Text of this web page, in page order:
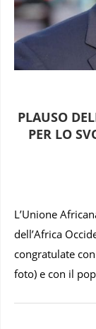
PLAUSO
PER LO
L’Unione
dell’Africa
congratulate
foto) e con il